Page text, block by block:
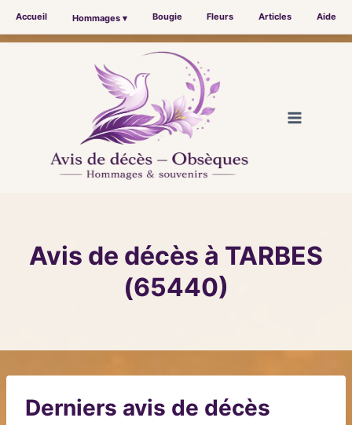
Accueil Hommages ▾ Bougie Fleurs Articles Aide
Avis de décès à TARBES
(65440)
Derniers avis de décès